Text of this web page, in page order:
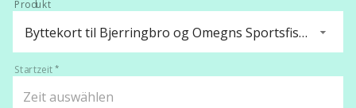
Produkt
Byttekort til Bjerringbro og Omegns Sportsfiskerforening
Startzeit